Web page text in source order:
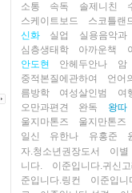
소통
속독 솔제니친
스케이트보드
스코틀랜
신화
실업 실용음악과
심층생태학
아까운책
안도현
안헤두안나 암
중적본질에관하여
언어
름방학
여성살인범 여
오만과편견
완독 왕따
울지마톤즈
울지만톤즈
일신
유한나 유홍준
자.청소년권장도서
이별
니다.
이준입니다.귀신고
준입니다.링컨
이준입니